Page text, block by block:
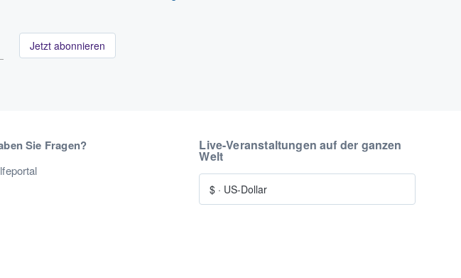
Jetzt abonnieren
Sie Fragen? Live-Veranstaltungen auf der ganzen
Welt
$ · US-Dollar